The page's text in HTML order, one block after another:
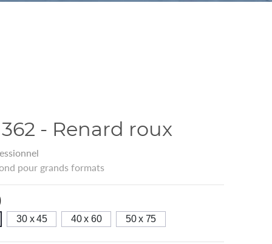
- Renard roux
pour grands formats
30 x 45 40 x 60 50 x 75